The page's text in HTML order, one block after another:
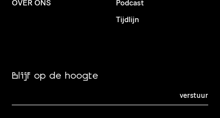
OVER ONS
Podcast
Tijdlijn
Blijf op de hoogte